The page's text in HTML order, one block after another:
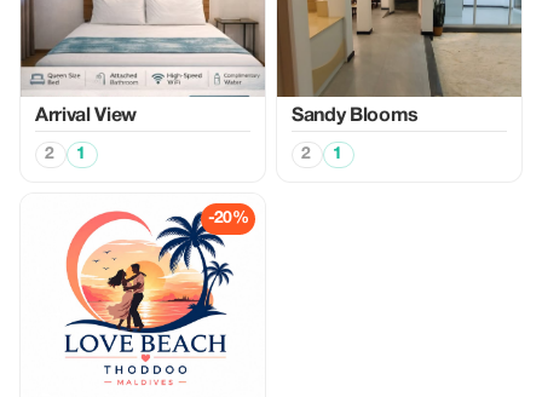
Arrival View
2 1
Sandy Blooms
2 1
-20%